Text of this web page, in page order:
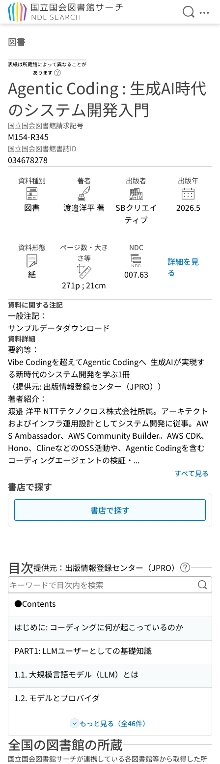
検索を
メ
図書
表紙は所蔵館によって異なることが
あります
Agentic Coding : 生成AI時代
のシステム開発入門
国立国会図書館請求記号
M154-R345
国立国会図書館書誌ID
034678278
資料種別
図書
著者
渡邉洋平 著
出版者
SBクリエイ
ティブ
出版年
2026.5
資料形態
紙
ページ数・大き
さ等
271p ; 21cm
NDC
007.63
詳細を見
る
資料に関する注記
一般注記：
サンプルデータダウンロード
資料詳細
要約等：
Vibe Codingを超えてAgentic Codingへ  生成AIが実現す
る新時代のシステム開発を学ぶ1冊
（提供元: 出版情報登録センター（JPRO））
著者紹介：
渡邉 洋平 NTTテクノクロス株式会社所属。アーキテクト
およびインフラ運用設計としてシステム開発に従事。AW
S Ambassador、AWS Community Builder。AWS CDK、
Hono、ClineなどのOSS活動や、Agentic Codingを含む
コーディングエージェントの検証・...
すべて見る
書店で探す
書店で探す
目次提供元：出版情報登録センター（JPRO）
ヘルプペ
キ
●Contents
はじめに: コーディングに何が起こっているのか
PART1: LLMユーザーとしての基礎知識
1.1. 大規模言語モデル（LLM）とは
1.2. モデルとプロバイダ
もっと見る（全46件）
全国の図書館の所蔵
国立国会図書館サーチが連携している各図書館等から取得した所